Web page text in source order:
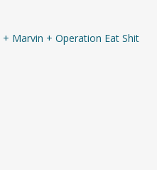
Marvin + Operation Eat Shit